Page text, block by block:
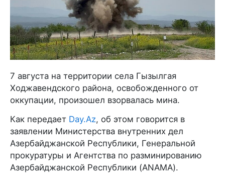
7 августа на территории села Гызылгая
Ходжавендского района, освобожденного от
оккупации, произошел взорвалась мина.
Как передает Day.Az, об этом говорится в
заявлении Министерства внутренних дел
Азербайджанской Республики, Генеральной
прокуратуры и Агентства по разминированию
Азербайджанской Республики (ANAMA).